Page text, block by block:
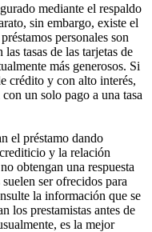
mediante el respaldo
sin embargo, existe el
personales son
tasas de las tarjetas de
más generosos. Si
crédito y con alto interés,
un solo pago a una tasa
el préstamo dando
y la relación
obtengan una respuesta
ser ofrecidos para
la información que se
los prestamistas antes de
es la mejor